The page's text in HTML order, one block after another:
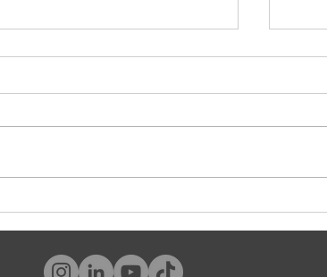
¿Y tú, qué tipo de cliente eres?